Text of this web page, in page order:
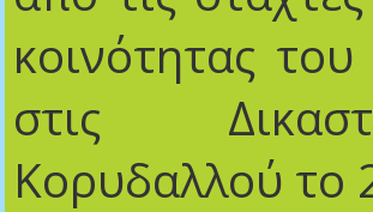
κοινότητας
στις
Κορυδαλλού το